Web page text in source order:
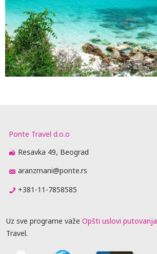
Ponte Travel d.o.o
Resavka 49, Beograd
aranzmani@ponte.rs
+381-11-7858585
Uz sve programe važe Opšti uslovi putovanja
Travel.